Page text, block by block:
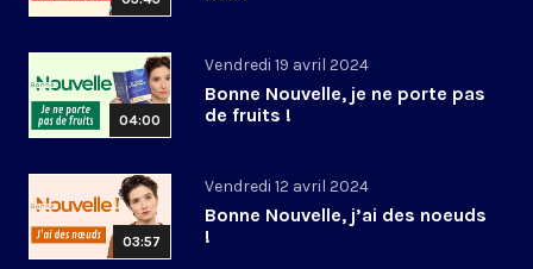
04:00
Vendredi 19 avril 2024
Bonne Nouvelle, je ne porte pas
de fruits !
03:57
Vendredi 12 avril 2024
Bonne Nouvelle, j’ai des noeuds
!